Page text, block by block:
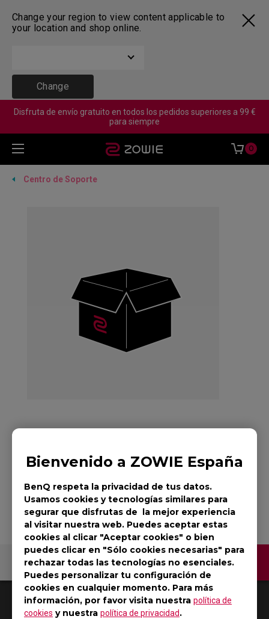
Change your region to view content applicable to
your location and shop online.
Change
Bienvenido a ZOWIE España
BenQ respeta la privacidad de tus datos.
Usamos cookies y tecnologías similares para
segurar que disfrutas de la mejor experiencia
al visitar nuestra web. Puedes aceptar estas
cookies al clicar "Aceptar cookies" o bien
puedes clicar en "Sólo cookies necesarias" para
rechazar todas las tecnologías no esenciales.
Puedes personalizar tu configuración de
cookies en cualquier momento. Para más
información, por favor visita nuestra política de
cookies y nuestra política de privacidad.
Disfruta de envío gratuito en todos los pedidos superiores a 99 €
para siempre
0
Centro de Soporte
Ratón ZOWIE ZA13
para Esports
Contáctenos
1 Resultados Default